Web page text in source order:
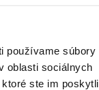
používame súbory
oblasti sociálnych
ste im poskytli